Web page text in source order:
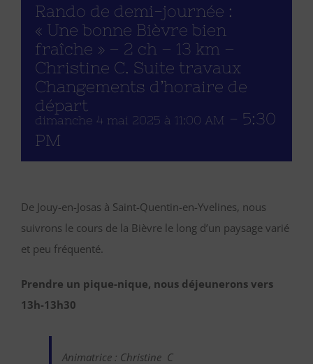
Rando de demi-journée :
« Une bonne Bièvre bien
fraîche » – 2 ch – 13 km –
Christine C. Suite travaux
Changements d’horaire de
départ
dimanche 4 mai 2025 à 11:00 AM - 5:30
PM
De Jouy-en-Josas à Saint-Quentin-en-Yvelines, nous
suivrons le cours de la Bièvre le long d’un paysage varié
et peu fréquenté.
Prendre un pique-nique, nous déjeunerons vers
13h-13h30
Animatrice : Christine C